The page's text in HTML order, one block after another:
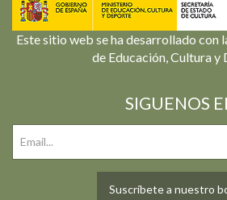
Este sitio web se ha desarrollado con
de Educación, Cultura y
SIGUENOS
Suscríbete a nuestro